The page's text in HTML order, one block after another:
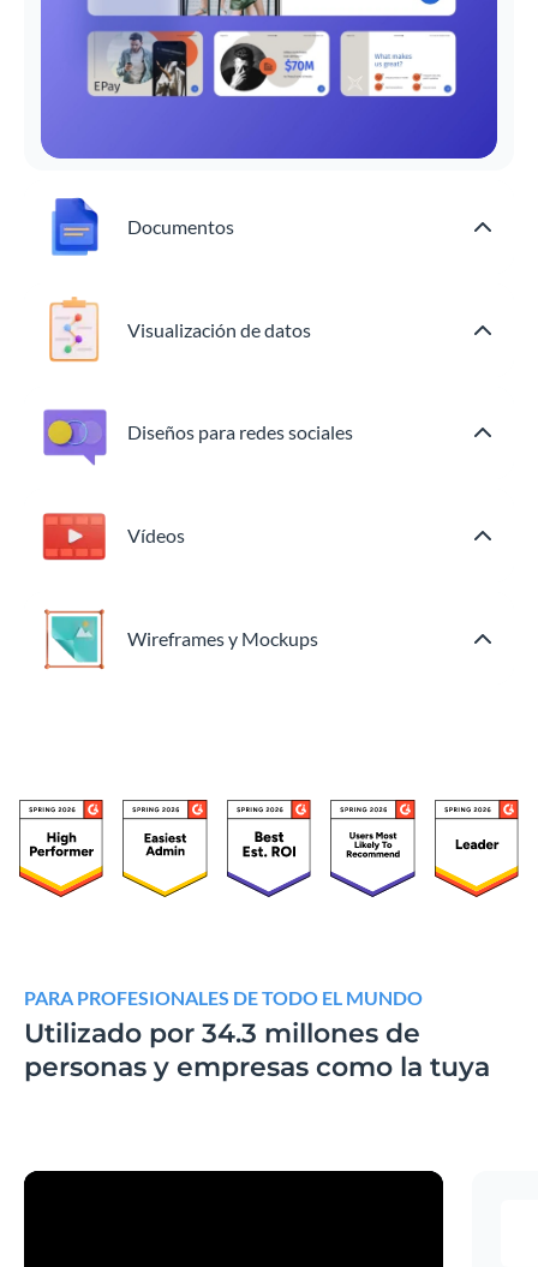
Documentos
Visualización de datos
Diseños para redes sociales
Vídeos
Wireframes y Mockups
PARA PROFESIONALES DE TODO EL MUNDO
Utilizado por 34.3 millones de
personas y empresas como la tuya